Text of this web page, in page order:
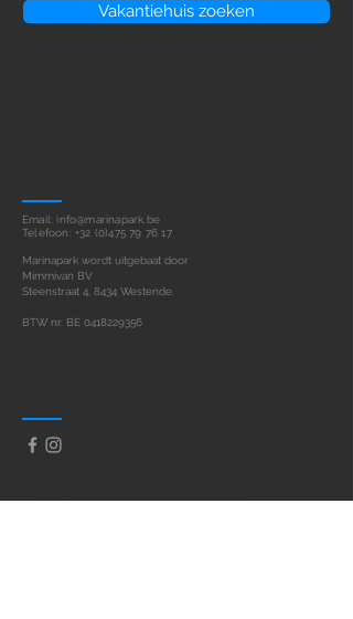
Vakantiehuis zoeken
Schrijf je in voor onze nieuwsbrief
Email: info@marinapark.be
Telefoon: +32 (0)475 79 76 17
Marinapark wordt uitgebaat door
Mimmivan BV
Steenstraat 4, 8434 Westende.
BTW nr. BE 0418229356